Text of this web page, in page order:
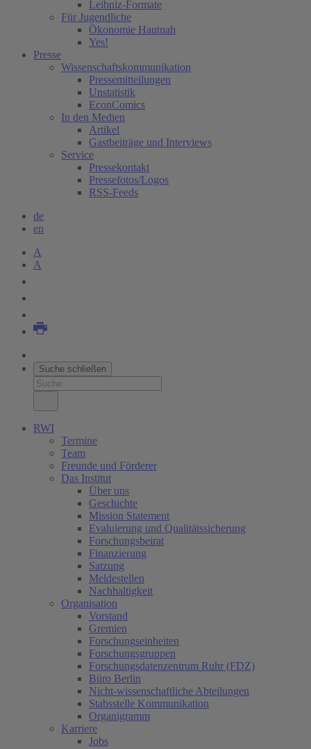
Leibniz-Formate
Für Jugendliche
Ökonomie Hautnah
Yes!
Presse
Wissenschaftskommunikation
Pressemitteilungen
Unstatistik
EconComics
In den Medien
Artikel
Gastbeiträge und Interviews
Service
Pressekontakt
Pressefotos/Logos
RSS-Feeds
de
en
A
A
Suche schließen
RWI
Termine
Team
Freunde und Förderer
Das Institut
Über uns
Geschichte
Mission Statement
Evaluierung und Qualitätssicherung
Forschungsbeirat
Finanzierung
Satzung
Meldestellen
Nachhaltigkeit
Organisation
Vorstand
Gremien
Forschungseinheiten
Forschungsgruppen
Forschungsdatenzentrum Ruhr (FDZ)
Büro Berlin
Nicht-wissenschaftliche Abteilungen
Stabsstelle Kommunikation
Organigramm
Karriere
Jobs